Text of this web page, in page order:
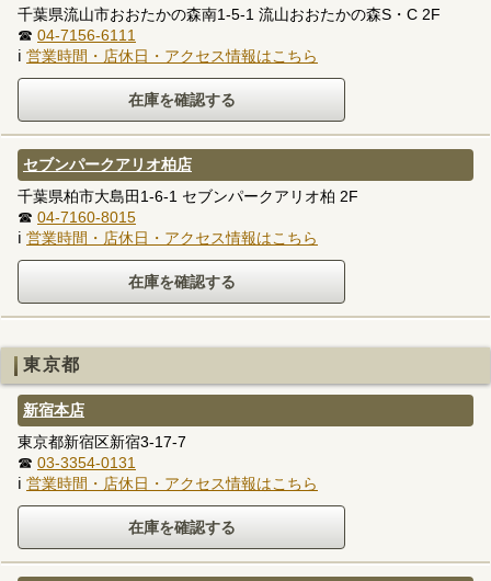
千葉県流山市おおたかの森南1-5-1 流山おおたかの森S・C 2F
☎ 04-7156-6111
ℹ 営業時間・店休日・アクセス情報はこちら
セブンパークアリオ柏店
千葉県柏市大島田1-6-1 セブンパークアリオ柏 2F
☎ 04-7160-8015
ℹ 営業時間・店休日・アクセス情報はこちら
東京都
新宿本店
東京都新宿区新宿3-17-7
☎ 03-3354-0131
ℹ 営業時間・店休日・アクセス情報はこちら